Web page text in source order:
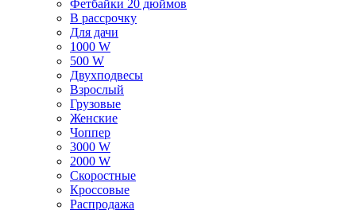
Фетбайки 20 дюймов
В рассрочку
Для дачи
1000 W
500 W
Двухподвесы
Взрослый
Грузовые
Женские
Чоппер
3000 W
2000 W
Скоростные
Кроссовые
Распродажа